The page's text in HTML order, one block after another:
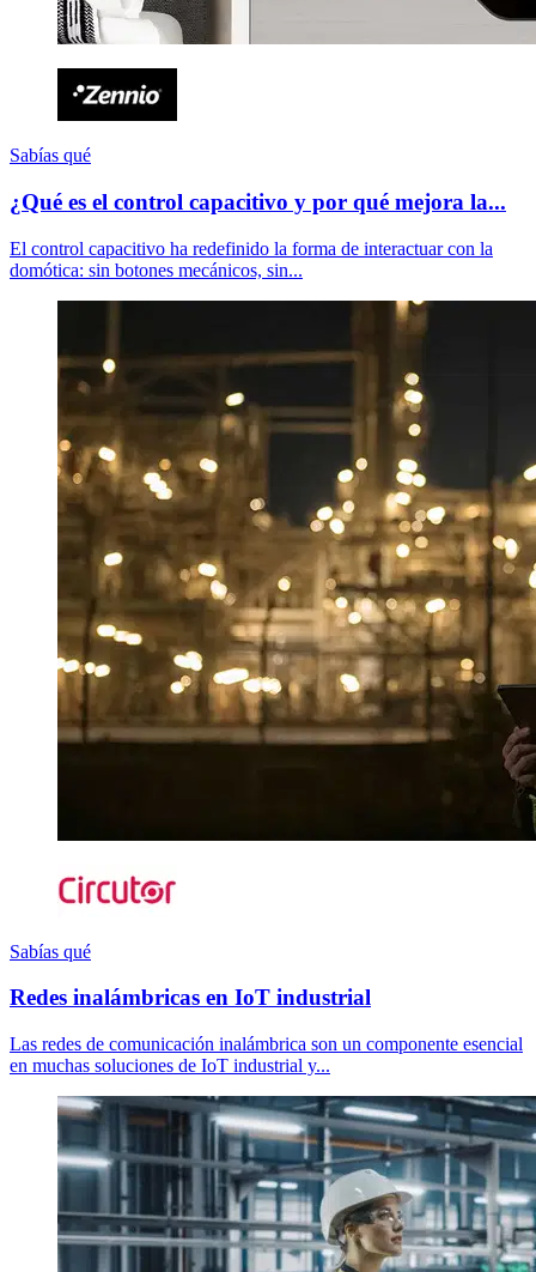
Sabías qué
¿Qué es el control capacitivo y por qué mejora la...
El control capacitivo ha redefinido la forma de interactuar con la
domótica: sin botones mecánicos, sin...
Sabías qué
Redes inalámbricas en IoT industrial
Las redes de comunicación inalámbrica son un componente esencial
en muchas soluciones de IoT industrial y...